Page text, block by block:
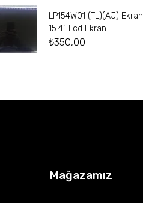
LP154W01 (TL)(AJ) Ekran
15.4” Lcd Ekran
₺350,00
Mağazamız